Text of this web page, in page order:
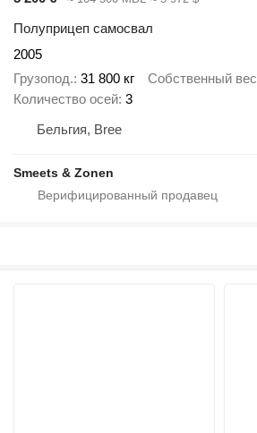
Полуприцеп самосвал
2005
Грузопод. 31 800 кг Собственный вес
Количество осей 3
Бельгия, Bree
Smeets & Zonen